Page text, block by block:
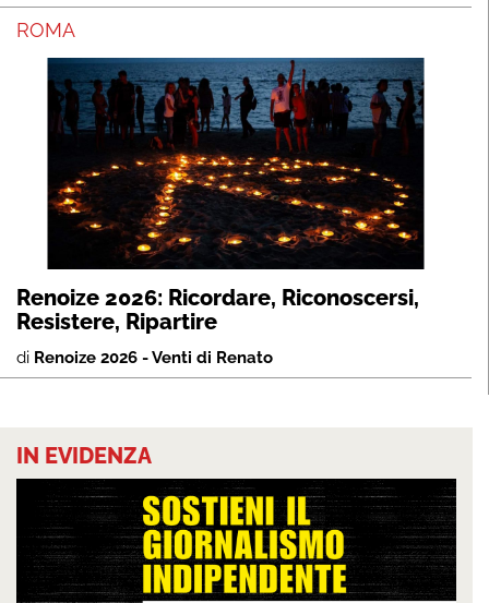
ROMA
Renoize 2026: Ricordare, Riconoscersi,
Resistere, Ripartire
di Renoize 2026 - Venti di Renato
IN EVIDENZA